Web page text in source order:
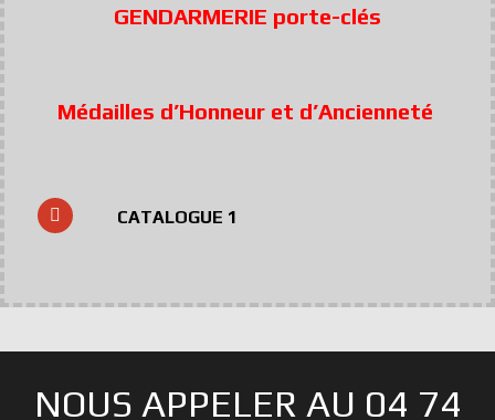
GENDARMERIE porte-clés
Médailles d’Honneur et d’Ancienneté
CATALOGUE 1
NOUS APPELER AU 04 74